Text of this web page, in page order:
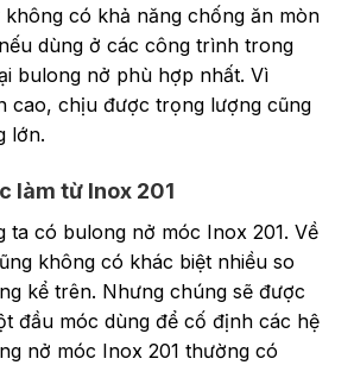
không có khả năng chống ăn mòn
dùng ở các công trình trong
bulong nở phù hợp nhất. Vì
cao, chịu được trọng lượng cũng
lớn.
làm từ Inox 201
ta có bulong nở móc Inox 201. Về
không có khác biệt nhiều so
kể trên. Nhưng chúng sẽ được
đầu móc dùng để cố định các hệ
nở móc Inox 201 thường có